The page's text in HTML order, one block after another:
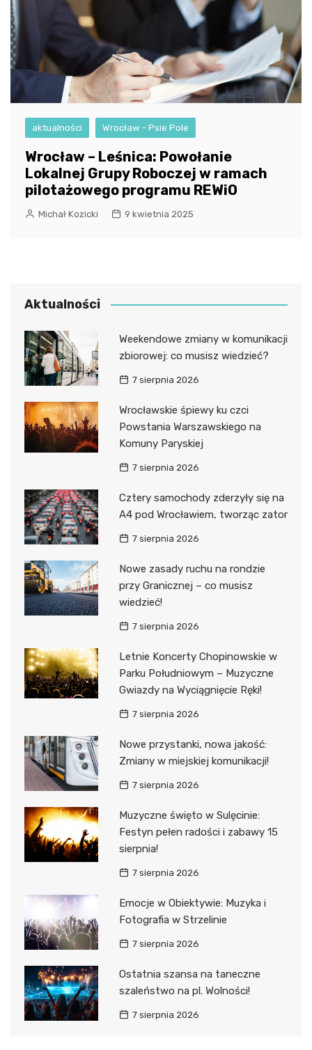
aktualności Wrocław - Psie Pole
Wrocław – Leśnica: Powołanie
Lokalnej Grupy Roboczej w ramach
pilotażowego programu REWiO
Michał Kozicki 9 kwietnia 2025
Aktualności
Weekendowe zmiany w komunikacji
zbiorowej: co musisz wiedzieć?
7 sierpnia 2026
Wrocławskie śpiewy ku czci
Powstania Warszawskiego na
Komuny Paryskiej
7 sierpnia 2026
Cztery samochody zderzyły się na
A4 pod Wrocławiem, tworząc zator
7 sierpnia 2026
Nowe zasady ruchu na rondzie
przy Granicznej – co musisz
wiedzieć!
7 sierpnia 2026
Letnie Koncerty Chopinowskie w
Parku Południowym – Muzyczne
Gwiazdy na Wyciągnięcie Ręki!
7 sierpnia 2026
Nowe przystanki, nowa jakość:
Zmiany w miejskiej komunikacji!
7 sierpnia 2026
Muzyczne święto w Sulęcinie:
Festyn pełen radości i zabawy 15
sierpnia!
7 sierpnia 2026
Emocje w Obiektywie: Muzyka i
Fotografia w Strzelinie
7 sierpnia 2026
Ostatnia szansa na taneczne
szaleństwo na pl. Wolności!
7 sierpnia 2026